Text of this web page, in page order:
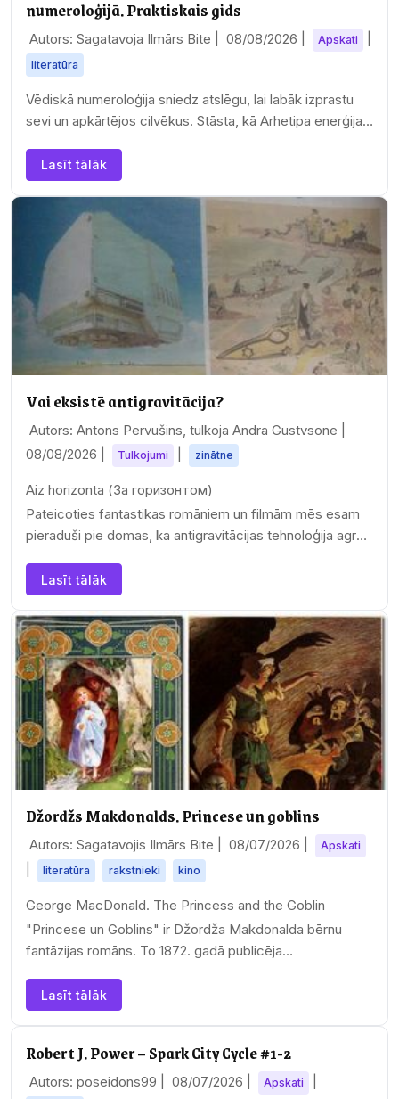
numeroloģijā. Praktiskais gids
Autors: Sagatavoja Ilmārs Bite | 08/08/2026 Apskati
literatūra
Vēdiskā numeroloģija sniedz atslēgu, lai labāk izprastu
sevi un apkārtējos cilvēkus. Stāsta, kā Arhetipa enerģija
Lasīt tālāk
Vai eksistē antigravitācija?
Autors: Antons Pervušins, tulkoja Andra Gustvsone |
08/08/2026
Tulkojumi zinātne
Aiz horizonta (За горизонтом)
Pateicoties fantastikas romāniem un filmām mēs esam
pieraduši pie domas, ka antigravitācijas tehnoloģija agrāk
Lasīt tālāk
Džordžs Makdonalds. Princese un goblins
Autors: Sagatavojis Ilmārs Bite | 08/07/2026 Apskati
literatūra rakstnieki kino
George MacDonald. The Princess and the Goblin
"Princese un Goblins" ir Džordža Makdonalda bērnu
fantāzijas romāns. To 1872. gadā publicēja…
Lasīt tālāk
Robert J. Power – Spark City Cycle #1-2
Autors: poseidons99 | 08/07/2026 Apskati